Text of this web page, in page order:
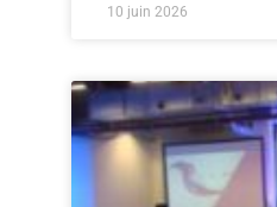
10 juin 2026